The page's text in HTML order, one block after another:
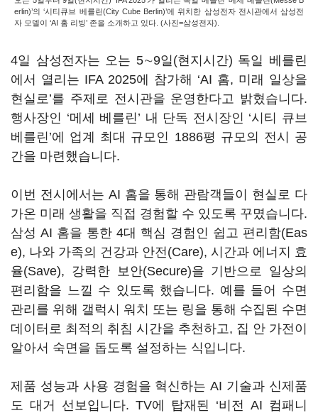
erlin)’의 ‘시티큐브 베를린(City Cube Berlin)’에 위치한 삼성전자 전시관에서 삼성전
자 모델이 ‘AI 홈 리빙’ 존을 소개하고 있다. (사진=삼성전자).
4일 삼성전자는 오는 5∼9일(현지시간) 독일 베를린
에서 열리는 IFA 2025에 참가해 ‘AI 홈, 미래 일상을
현실로’를 주제로 전시관을 운영한다고 밝혔습니다.
행사장인 ‘메세 베를린’ 내 단독 전시장인 ‘시티 큐브
베를린’에 업계 최대 규모인 1886평 규모의 전시 공
간을 마련했습니다.
이번 전시에서는 AI 홈을 통해 관람객들이 현실로 다
가온 미래 생활을 직접 경험할 수 있도록 꾸몄습니다.
삼성 AI 홈을 통한 4대 핵심 경험인 쉽고 편리함(Eas
e), 나와 가족의 건강과 안전(Care), 시간과 에너지 효
율(Save), 강력한 보안(Secure)을 기반으로 일상의
편리함을 느낄 수 있도록 했습니다. 예를 들어 수면
관리를 위해 갤럭시 워치 또는 링을 통해 수집된 수면
데이터로 최적의 취침 시간을 추천하고, 집 안 가전이
알아서 숙면을 돕도록 설정하는 식입니다.
제품 성능과 사용 경험을 혁신하는 AI 기술과 신제품
도 대거 선보입니다. TV에 탑재된 ‘비전 AI 컴패니